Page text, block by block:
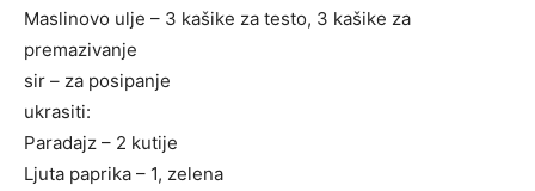
Maslinovo ulje – 3 kašike za testo, 3 kašike za
premazivanje
sir – za posipanje
ukrasiti:
Paradajz – 2 kutije
Ljuta paprika – 1, zelena